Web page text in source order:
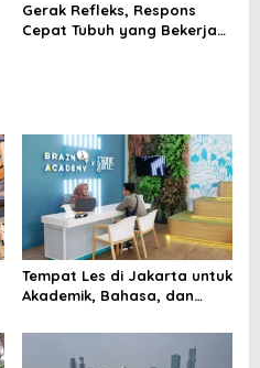
Gerak Refleks, Respons
Cepat Tubuh yang Bekerja
Tempat Les di Jakarta untuk
Akademik, Bahasa, dan